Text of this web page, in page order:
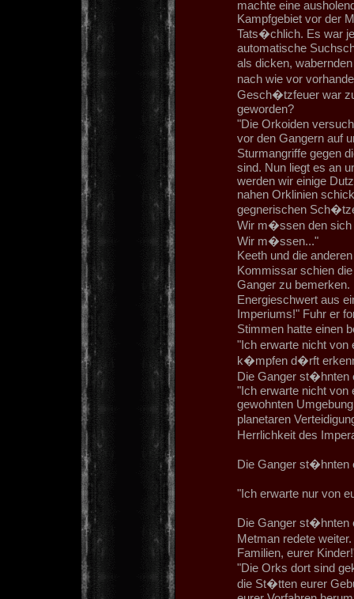
machte eine
Kampfgebiet vor der
Tats�chlich. Es war
automatische
als dicken,
nach wie vor
Gesch�tzfeuer war
geworden?
"Die Orkoiden
vor den Gangern auf
Sturmangriffe gegen
sind. Nun liegt es an
werden wir einige
nahen Orklinien
gegnerischen
Wir m�ssen den sich
Wir m�ssen..."
Keeth und die
Kommissar schien
Ganger zu bemerken.
Energieschwert aus
Imperiums!" Fuhr er
Stimmen hatte einen
"Ich erwarte nicht
k�mpfen d�rft
Die Ganger st�hnten
"Ich erwarte nicht von
gewohnten
planetaren
Herrlichkeit des
Die Ganger st�hnten
"Ich erwarte nur von
Die Ganger st�hnten
Metman redete
Familien, eurer
"Die Orks dort sind
die St�tten eurer